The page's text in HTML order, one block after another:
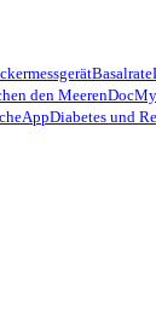
Basalrate
den MeerenDoc
AppDiabetes und